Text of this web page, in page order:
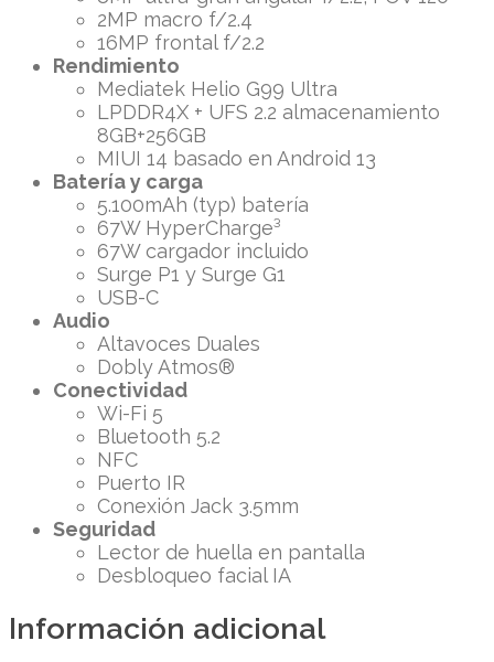
2MP macro f/2.4
16MP frontal f/2.2
Rendimiento
Mediatek Helio G99 Ultra
LPDDR4X + UFS 2.2 almacenamiento
8GB+256GB
MIUI 14 basado en Android 13
Batería y carga
5.100mAh (typ) batería
67W HyperCharge³
67W cargador incluido
Surge P1 y Surge G1
USB-C
Audio
Altavoces Duales
Dobly Atmos®
Conectividad
Wi-Fi 5
Bluetooth 5.2
NFC
Puerto IR
Conexión Jack 3.5mm
Seguridad
Lector de huella en pantalla
Desbloqueo facial IA
Información adicional